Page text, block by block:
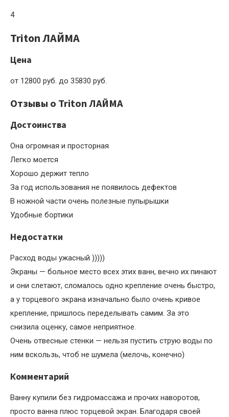
4
Triton ЛАЙМА
Цена
от 12800 руб. до 35830 руб.
Отзывы о Triton ЛАЙМА
Достоинства
Она огромная и просторная
Легко моется
Хорошо держит тепло
За год использования не появилось дефектов
В ножной части очень полезные пупырышки
Удобные бортики
Недостатки
Расход воды ужасный )))))
Экраны — больное место всех этих ванн, вечно их пинают
и они слетают, сломалось одно крепление очень быстро,
а у торцевого экрана изначально было очень кривое
крепление, пришлось переделывать самим. За это
снизила оценку, самое неприятное.
Очень отвесные стенки — нельзя пустить струю воды по
ним вскользь, чтоб не шумела (мелочь, конечно)
Комментарий
Ванну купили без гидромассажа и прочих наворотов,
просто ванна плюс торцевой экран. Благодаря своей